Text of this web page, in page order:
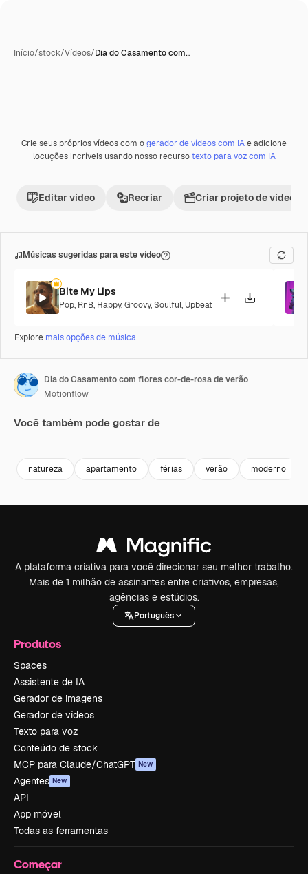
Início/stock/Vídeos/Dia do Casamento com…
Premium
Crie seus próprios vídeos com ogerador de vídeos com IAe adicione
locuções incríveis usando nosso recursotexto para voz com IA
Editar vídeo Recriar Criar projeto de vídeo
Músicas sugeridas para este vídeo
Bite My Lips
Pop, RnB, Happy,Groovy,Soulful, Upbeat
Explore mais opções de música
Dia do Casamento com flores cor-de-rosa de verão
Motionflow
Você também pode gostar de
natureza apartamento férias verão moderno
A plataforma criativa para você direcionar seu melhor trabalho.
Mais de 1 milhão de assinantes entre criativos, empresas,
agências e estúdios.
Português
Produtos
Spaces
Assistente de IA
Gerador de imagens
Gerador de vídeos
Texto para voz
Conteúdo de stock
MCP para Claude/ChatGPT New
Agentes New
API
App móvel
Todas as ferramentas
Começar